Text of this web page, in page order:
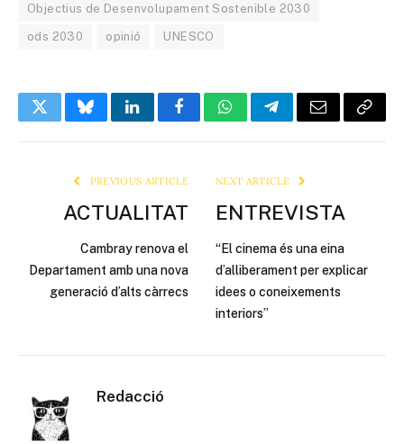
Objectius de Desenvolupament Sostenible 2030
ods 2030 opinió UNESCO
TwitterBlueskyLinkedInFacebookWhatsAppTelegramEmail Copy
PREVIOUS ARTICLE
ACTUALITAT
Cambray renova el
Departament amb una nova
generació d’alts càrrecs
NEXT ARTICLE
ENTREVISTA
“El cinema és una eina
d’alliberament per explicar
idees o coneixements
interiors”
Redacció